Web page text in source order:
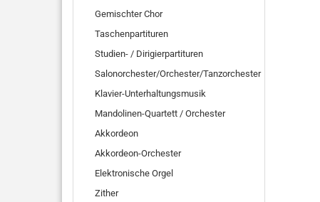
Gemischter Chor
Taschenpartituren
Studien- / Dirigierpartituren
Salonorchester/Orchester/Tanzorchester
Klavier-Unterhaltungsmusik
Mandolinen-Quartett / Orchester
Akkordeon
Akkordeon-Orchester
Elektronische Orgel
Zither